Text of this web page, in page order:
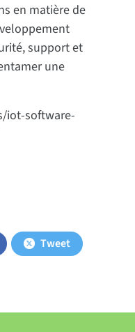
en matière de
support et
une
iot-software-
Tweet